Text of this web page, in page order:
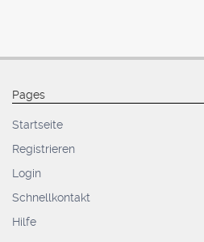
Pages
Startseite
Registrieren
Login
Schnellkontakt
Hilfe